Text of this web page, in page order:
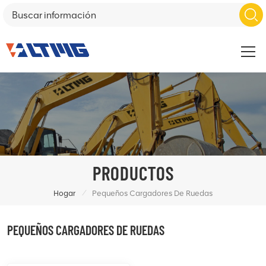
PRODUCTOS
Hogar / Pequeños Cargadores De Ruedas
PEQUEÑOS CARGADORES DE RUEDAS